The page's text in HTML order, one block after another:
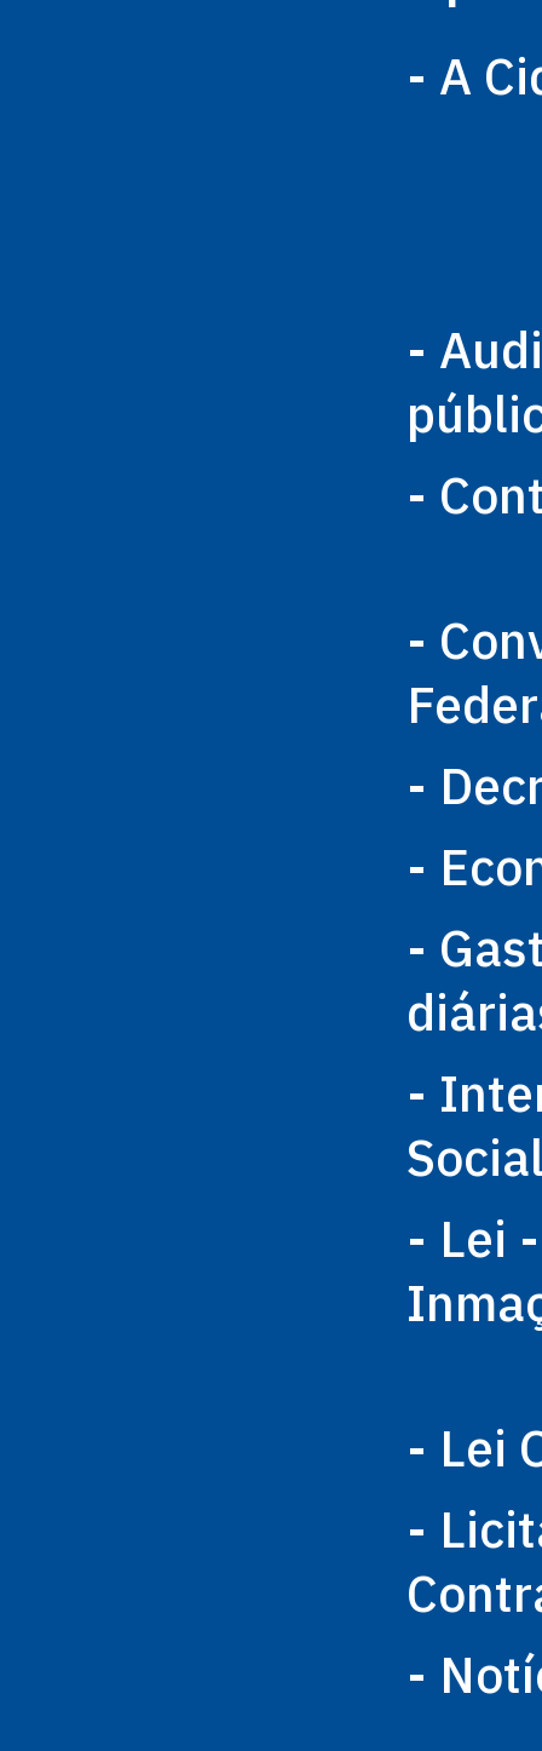
- A
-
-
-
-
-
-
-
- Lei
- Lei
-
-